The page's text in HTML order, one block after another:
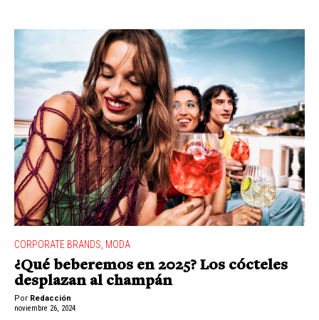
CORPORATE BRANDS MODA
¿Qué beberemos en 2025? Los cócteles
desplazan al champán
Por Redacción
noviembre 26, 2024